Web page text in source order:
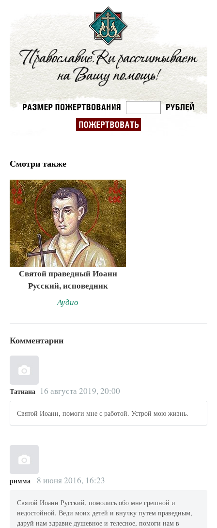
Смотри также
Святой праведный Иоанн
Русский, исповедник
Аудио
Комментарии
Татиана 16 августа 2019, 20:00
Святой Иоанн, помоги мне с работой. Устрой мою жизнь.
римма 8 июня 2016, 16:23
Святой Иоанн Русский, помолись обо мне грешной и
недостойной. Веди моих детей и внучку путем праведным,
даруй нам здравие душевное и телесное, помоги нам в